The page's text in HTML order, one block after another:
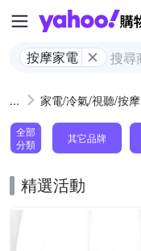
按摩家電
家電/冷氣/視聽/按摩
全部
分類
其它品牌
精選活動